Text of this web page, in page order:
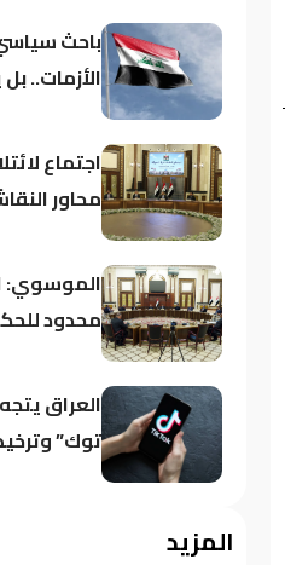
باحث
الأزمات..
اجتماع
محاور
الموسوي:
محدود
العراق
توك”
المزيد